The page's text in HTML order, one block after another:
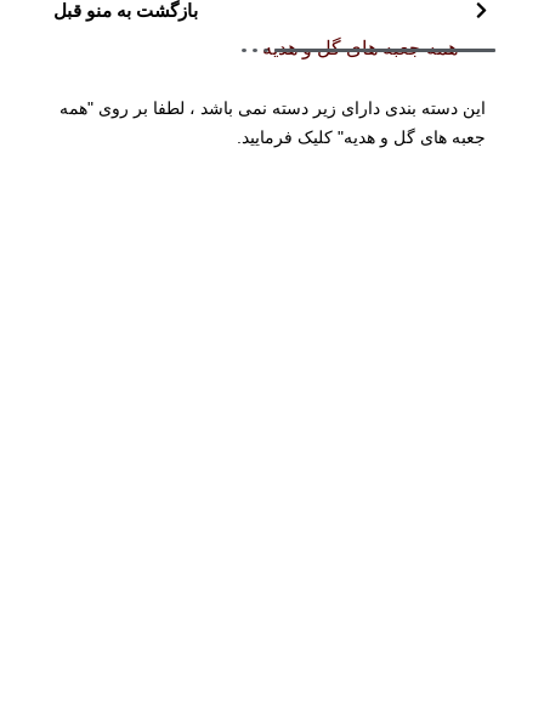
بازگشت به منو قبل
همه جعبه های گل و هدیه
این دسته بندی دارای زیر دسته نمی باشد ، لطفا بر روی "همه
جعبه های گل و هدیه" کلیک فرمایید.